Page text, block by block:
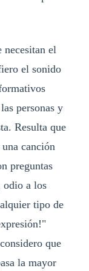
necesitan el
el sonido
personas y
Resulta que
canción
preguntas
odio a los
tipo de
que
la mayor